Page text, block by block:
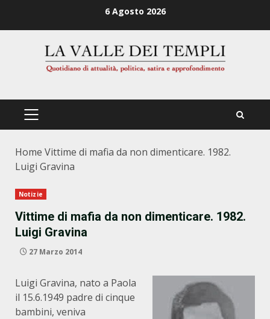
6 Agosto 2026
PRIMÄRES
Home Vittime di mafia da non dimenticare. 1982.
Luigi Gravina
Notizie
Vittime di mafia da non dimenticare. 1982.
Luigi Gravina
27 Marzo 2014
Luigi Gravina, nato a Paola
il 15.6.1949 padre di cinque
bambini, veniva